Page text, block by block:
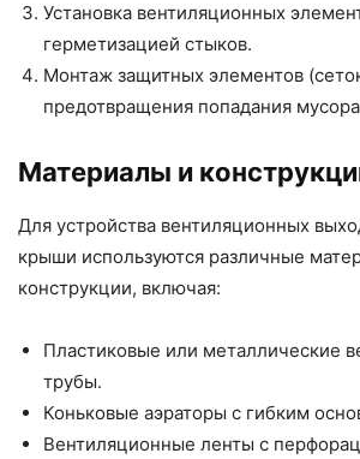
Установка вентиляционных
герметизацией стыков.
Монтаж защитных элементов
предотвращения попадания
Материалы и
Для устройства вентиляционных
крыши используются различные
конструкции, включая:
Пластиковые или металлические
трубы.
Коньковые аэраторы с гибким
Вентиляционные ленты с